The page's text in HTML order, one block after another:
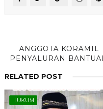
ANGGOTA
PENYALURAN
RELATED POST
HUKUM